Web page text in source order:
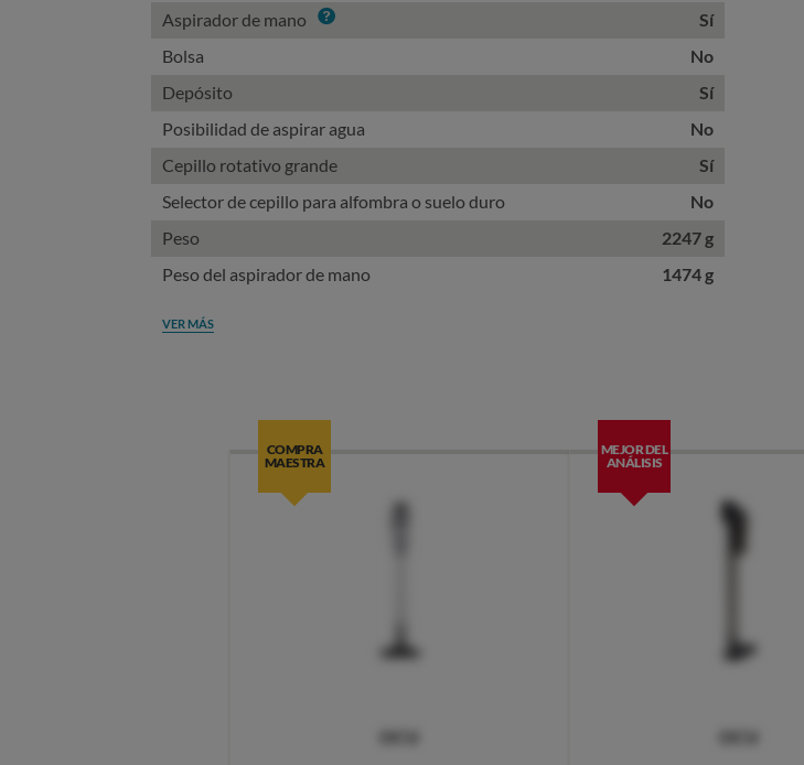
Aspirador de mano Info
Sí
Bolsa
No
Depósito
Sí
Posibilidad de aspirar agua
No
Cepillo rotativo grande
Sí
Selector de cepillo para alfombra o suelo duro
No
Peso
2247 g
Peso del aspirador de mano
1474 g
VER MÁS
COMPRA
MAESTRA
MEJOR DEL
ANÁLISIS